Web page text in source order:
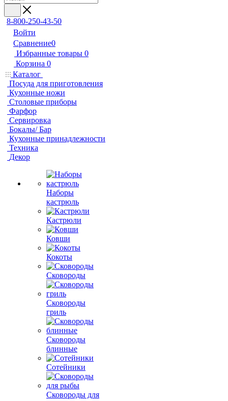
8-800-250-43-50
Войти
Сравнение0
Избранные товары 0
Корзина 0
Каталог
Посуда для приготовления
Кухонные ножи
Столовые приборы
Фарфор
Сервировка
Бокалы/ Бар
Кухонные принадлежности
Техника
Декор
Наборы
кастрюль
Кастрюли
Ковши
Кокоты
Сковороды
Сковороды
гриль
Сковороды
блинные
Сотейники
Сковороды для